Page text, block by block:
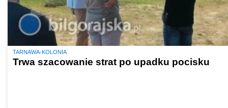
TARNAWA-KOLONIA
Trwa szacowanie strat po upadku pocisku